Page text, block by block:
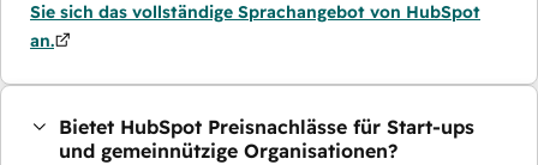
Sie sich das vollständige Sprachangebot von HubSpot
an.
Bietet HubSpot Preisnachlässe für Start-ups
und gemeinnützige Organisationen?